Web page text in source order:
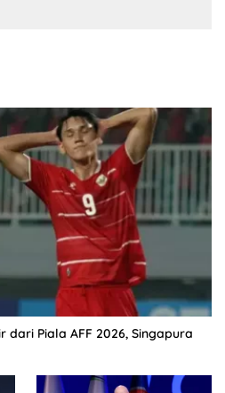
dari Piala AFF 2026, Singapura